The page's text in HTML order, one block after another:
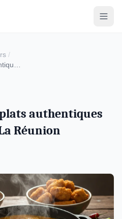
/
authentiques
Réunion